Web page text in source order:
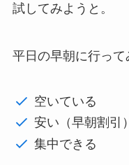
試してみようと。
平日の早朝に行って
空いている
安い（早朝割引）
集中できる